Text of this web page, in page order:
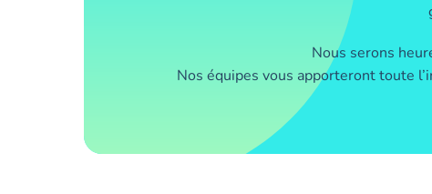
Nous serons
Nos équipes vous apporteront toute